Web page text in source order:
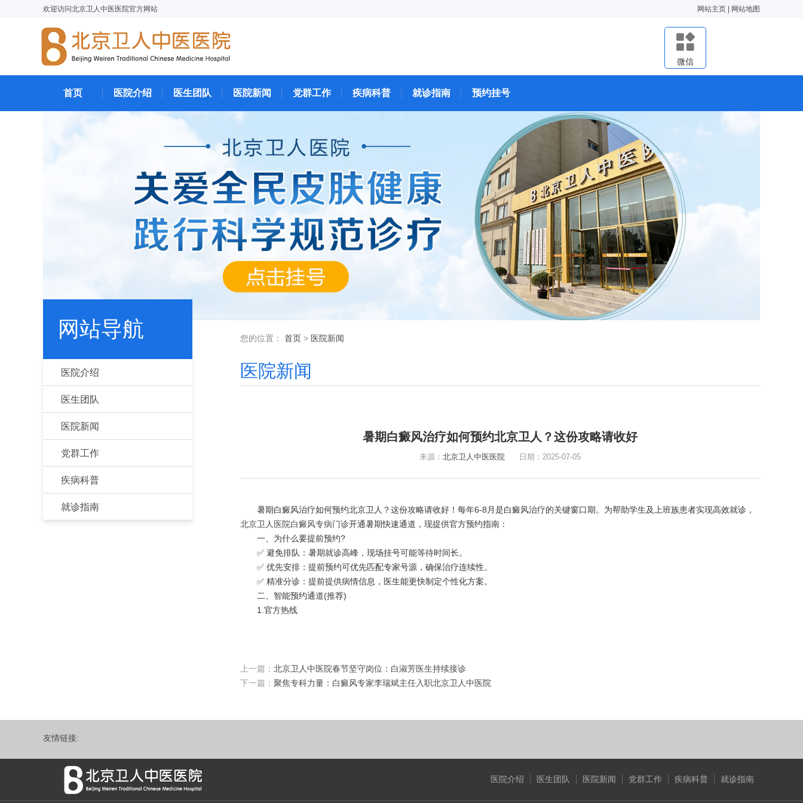
欢迎访问北京卫人中医医院官方网站 网站主页 网站地图
微信
首页 医院介绍 医生团队 医院新闻 党群工作 疾病科普 就诊指南 预约挂号
网站导航
医院介绍
医生团队
医院新闻
党群工作
疾病科普
就诊指南
您的位置： 首页 > 医院新闻
医院新闻
暑期白癜风治疗如何预约北京卫人？这份攻略请收好
来源： 北京卫人中医医院 日期：2025-07-05
暑期白癜风治疗如何预约北京卫人？这份攻略请收好！每年6-8月是白癜风治疗的关键窗口期。为帮助学生及上班族患者实现高效就诊，
北京卫人医院白癜风专病门诊开通暑期快速通道，现提供官方预约指南：
一、为什么要提前预约?
✅ 避免排队：暑期就诊高峰，现场挂号可能等待时间长。
✅ 优先安排：提前预约可优先匹配专家号源，确保治疗连续性。
✅ 精准分诊：提前提供病情信息，医生能更快制定个性化方案。
二、智能预约通道(推荐)
1.官方热线
上一篇： 北京卫人中医院春节坚守岗位：白淑芳医生持续接诊
下一篇： 聚焦专科力量：白癜风专家李瑞斌主任入职北京卫人中医院
友情链接:
医院介绍 医生团队 医院新闻 党群工作 疾病科普 就诊指南